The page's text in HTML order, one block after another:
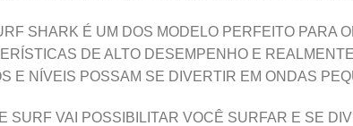
SHARK É UM DOS MODELO PERFEITO PARA
DE ALTO DESEMPENHO E
E NÍVEIS POSSAM SE DIVERTIR EM ONDAS
SURF VAI POSSIBILITAR VOCÊ SURFAR E SE